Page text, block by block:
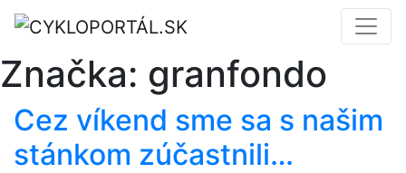
Značka: granfondo
Cez víkend sme sa s našim
stánkom zúčastnili…